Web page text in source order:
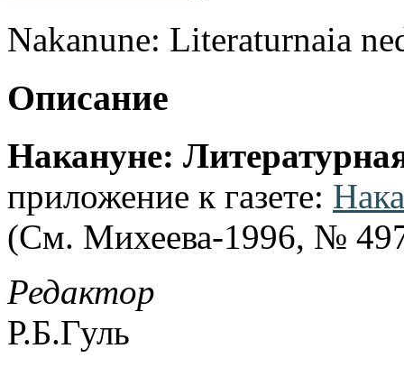
Nakanune: Literaturnaia
Описание
Накануне:
приложение к газете:
(См. Михеева-1996, №
Редактор
Р.Б.Гуль